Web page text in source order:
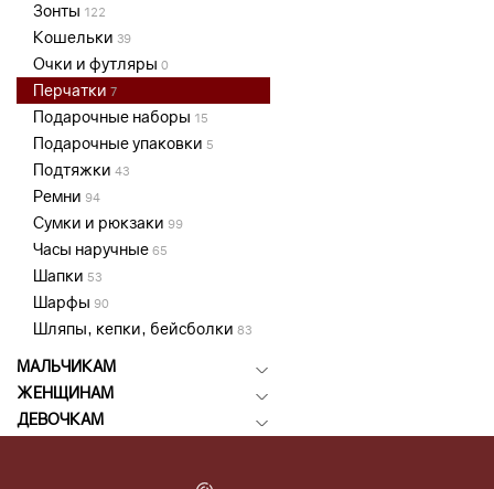
Зонты 122
Кошельки 39
Очки и футляры 0
Перчатки 7
Подарочные наборы 15
Подарочные упаковки 5
Подтяжки 43
Ремни 94
Сумки и рюкзаки 99
Часы наручные 65
Шапки 53
Шарфы 90
Шляпы, кепки, бейсболки 83
МАЛЬЧИКАМ
ЖЕНЩИНАМ
ДЕВОЧКАМ